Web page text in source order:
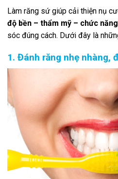
Làm răng sứ giúp cải thiện nụ
độ bền – thẩm mỹ – chức
sóc đúng cách. Dưới đây là
1. Đánh răng nhẹ nhàng,